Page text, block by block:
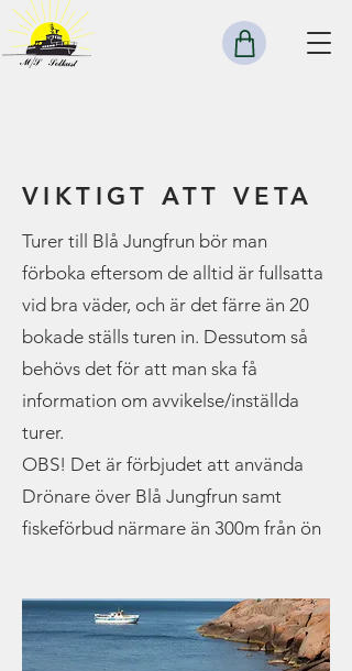
VIKTIGT ATT VETA
Turer till Blå Jungfrun bör man
förboka eftersom de alltid är fullsatta
vid bra väder, och är det färre än 20
bokade ställs turen in. Dessutom så
behövs det för att man ska få
information om avvikelse/inställda
turer.
OBS! Det är förbjudet att använda
Drönare över Blå Jungfrun samt
fiskeförbud närmare än 300m från ön